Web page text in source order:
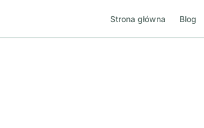
Strona główna Blog